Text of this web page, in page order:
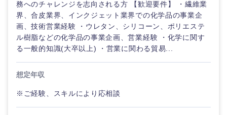
営業
サービス
ティブ
コンサル
タント
専門職
技術職（IT）、Webサービス・制作、ゲーム
技術職（モノづくり）
金融専門職
建設・不動産
倉庫・運輸・物流
小売・通販・外食
千葉県 東京都
神奈川県
甲信越・北陸
新潟県
外資系企業 英語を活かす
転勤なし 海外勤務あり
完全週休2日制 社宅・家賃補助有
務へのチャレンジを志向される方 【歓迎要件】 ・繊維業
界、合皮業界、インクジェット業界での化学品の事業企
画、技術営業経験 ・ウレタン、シリコーン、ポリエステ
ル樹脂などの化学品の事業企画、営業経験 ・化学に関す
る一般的知識(大卒以上) ・営業に関わる貿易...
想定年収
※ご経験、スキルにより応相談